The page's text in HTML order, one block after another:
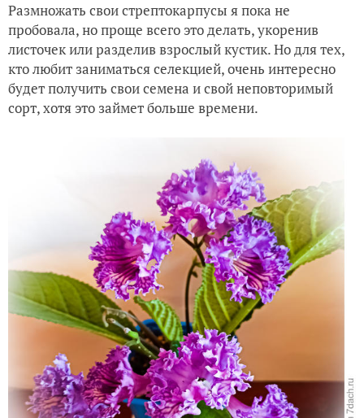
Размножать свои стрептокарпусы я пока не
пробовала, но проще всего это делать, укоренив
листочек или разделив взрослый кустик. Но для тех,
кто любит заниматься селекцией, очень интересно
будет получить свои семена и свой неповторимый
сорт, хотя это займет больше времени.